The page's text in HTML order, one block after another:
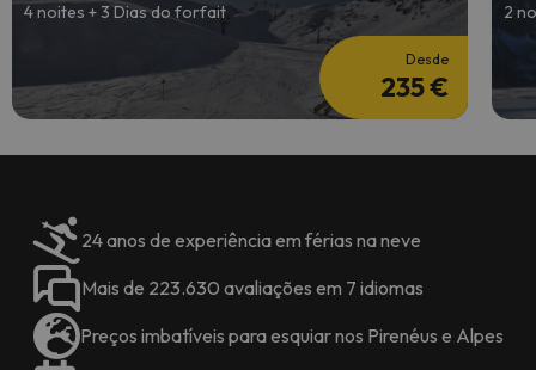
4 noites + 3 Dias do forfait
Desde
235 €
2
24 anos de experiência em férias na neve
Mais de 223.630 avaliações em 7 idiomas
Preços imbatíveis para esquiar nos Pirenéus e Alpes